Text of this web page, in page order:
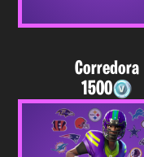
Corredora
1500